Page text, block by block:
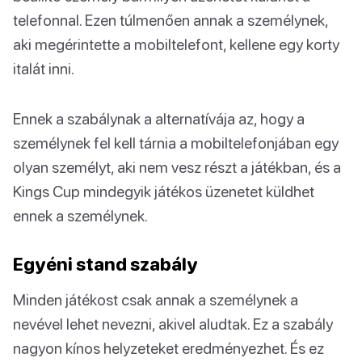
telefonnal. Ezen túlmenően annak a személynek,
aki megérintette a mobiltelefont, kellene egy korty
italát inni.
Ennek a szabálynak a alternatívája az, hogy a
személynek fel kell tárnia a mobiltelefonjában egy
olyan személyt, aki nem vesz részt a játékban, és a
Kings Cup mindegyik játékos üzenetet küldhet
ennek a személynek.
Egyéni stand szabály
Minden játékost csak annak a személynek a
nevével lehet nevezni, akivel aludtak. Ez a szabály
nagyon kínos helyzeteket eredményezhet. És ez